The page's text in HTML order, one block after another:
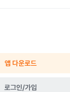
앱 다운로드
로그인/가입